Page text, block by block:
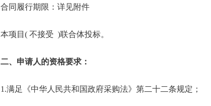
合同履行期限：详见附件
本项目( 不接受 )联合体投标。
二、申请人的资格要求：
1.满足《中华人民共和国政府采购法》第二十二条规定；